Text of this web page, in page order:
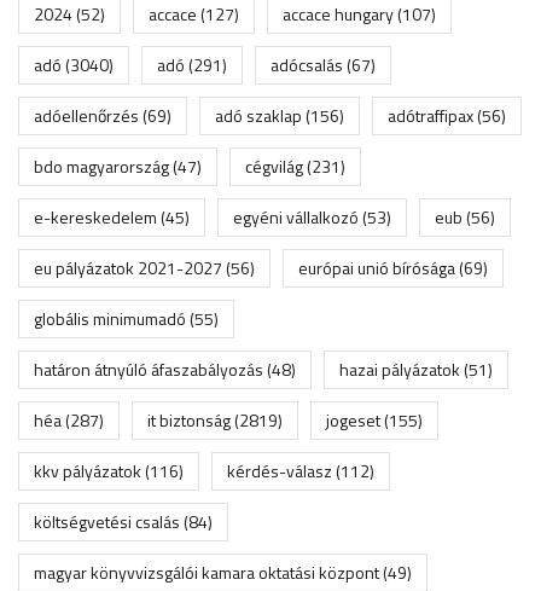
2024(52) accace(127) accace hungary(107)
adó(3040) adó(291) adócsalás(67)
adóellenőrzés(69) adó szaklap(156) adótraffipax(56)
bdo magyarország(47) cégvilág(231)
e-kereskedelem(45) egyéni vállalkozó(53) eub(56)
eu pályázatok 2021-2027(56) európai unió bírósága(69)
globális minimumadó(55)
határon átnyúló áfaszabályozás(48) hazai pályázatok(51)
héa(287) it biztonság(2819) jogeset(155)
kkv pályázatok(116) kérdés-válasz(112)
költségvetési csalás(84)
magyar könyvvizsgálói kamara oktatási központ(49)